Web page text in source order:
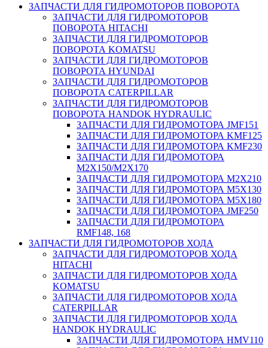
ЗАПЧАСТИ ДЛЯ ГИДРОМОТОРОВ ПОВОРОТА
ЗАПЧАСТИ ДЛЯ ГИДРОМОТОРОВ
ПОВОРОТА HITACHI
ЗАПЧАСТИ ДЛЯ ГИДРОМОТОРОВ
ПОВОРОТА KOMATSU
ЗАПЧАСТИ ДЛЯ ГИДРОМОТОРОВ
ПОВОРОТА HYUNDAI
ЗАПЧАСТИ ДЛЯ ГИДРОМОТОРОВ
ПОВОРОТА CATERPILLAR
ЗАПЧАСТИ ДЛЯ ГИДРОМОТОРОВ
ПОВОРОТА HANDOK HYDRAULIC
ЗАПЧАСТИ ДЛЯ ГИДРОМОТОРА JMF151
ЗАПЧАСТИ ДЛЯ ГИДРОМОТОРА KMF125
ЗАПЧАСТИ ДЛЯ ГИДРОМОТОРА KMF230
ЗАПЧАСТИ ДЛЯ ГИДРОМОТОРА
M2X150/M2X170
ЗАПЧАСТИ ДЛЯ ГИДРОМОТОРА M2X210
ЗАПЧАСТИ ДЛЯ ГИДРОМОТОРА M5X130
ЗАПЧАСТИ ДЛЯ ГИДРОМОТОРА M5X180
ЗАПЧАСТИ ДЛЯ ГИДРОМОТОРА JMF250
ЗАПЧАСТИ ДЛЯ ГИДРОМОТОРА
RMF148, 168
ЗАПЧАСТИ ДЛЯ ГИДРОМОТОРОВ ХОДА
ЗАПЧАСТИ ДЛЯ ГИДРОМОТОРОВ ХОДА
HITACHI
ЗАПЧАСТИ ДЛЯ ГИДРОМОТОРОВ ХОДА
KOMATSU
ЗАПЧАСТИ ДЛЯ ГИДРОМОТОРОВ ХОДА
CATERPILLAR
ЗАПЧАСТИ ДЛЯ ГИДРОМОТОРОВ ХОДА
HANDOK HYDRAULIC
ЗАПЧАСТИ ДЛЯ ГИДРОМОТОРА HMV110